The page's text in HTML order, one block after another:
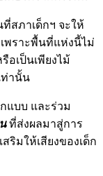
สภาเด็กฯ จะให้
เพราะพื้นที่แห่งนี้ไม่
อเป็นเพียงไม้
ท่านั้น
แบบ และร่วม
ที่ส่งผลมาสู่การ
ริมให้เสียงของเด็ก